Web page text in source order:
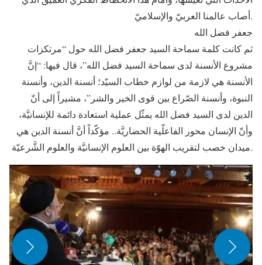
أصاب عالمنا العربيّ والإسلاميّ.
جعفر فضل الله
ثم كانت كلمة سماحة السيد جعفر فضل الله حول “مرتكزات
مشروع الأنسنة لدى سماحة السيد فضل الله”، قال فيها: “إنَّ
الأنسنة هي لازمة من لوازم خطاب السيّد؛ أنسنة الدين، وأنسنة
النبوة، وأنسنة الصّراع بين قوى الخير والشر”، مشيراً إلى أنّ
الدين لدى السيد فضل الله يمثّل عملية استعادة دائمة للإنسانيَّة،
وأنّ الإنسان محور الفاعلّية الحضاريَّة.. مؤكّداً أنَّ أنسنة الدين هي
ميدان خصب لتقريب الهوّة بين العلوم الإنسانيَّة والعلوم الشَّرعيّة.